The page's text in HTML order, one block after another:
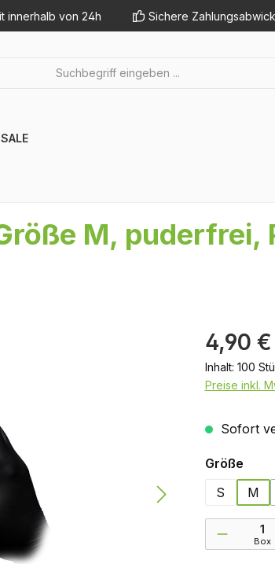
innerhalb von 24h Sichere
SALE
M, puderfrei,
Regulärer
4,90 €
Inhalt: 100
Preise inkl.
Sofort
Größe
S
M
Produkt
Box